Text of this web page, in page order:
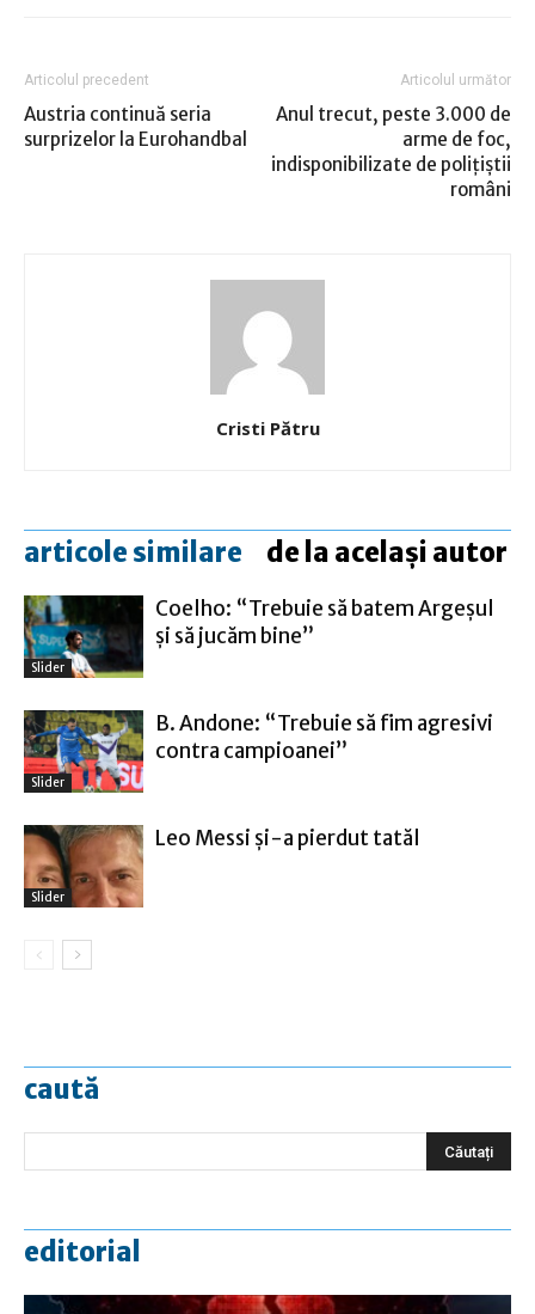
Articolul precedent
Austria continuă seria
surprizelor la Eurohandbal
Articolul următor
Anul trecut, peste 3.000 de
arme de foc,
indisponibilizate de poliţiştii
români
Cristi Pătru
articole similare de la același autor
Slider
Coelho: “Trebuie să batem Argeşul
şi să jucăm bine”
Slider
B. Andone: “Trebuie să fim agresivi
contra campioanei”
Slider
Leo Messi şi-a pierdut tatăl
caută
editorial